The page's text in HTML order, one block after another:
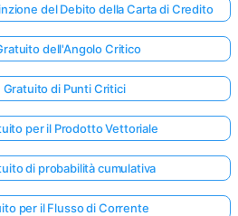
del Debito della Carta di Credito
dell'Angolo Critico
Gratuito di Punti Critici
per il Prodotto Vettoriale
di probabilità cumulativa
per il Flusso di Corrente